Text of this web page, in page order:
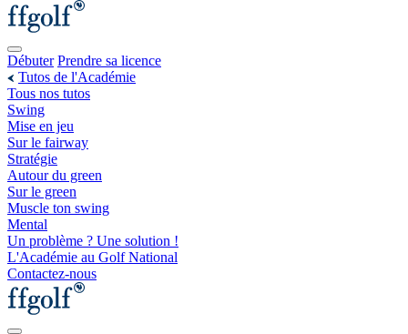
Débuter Prendre sa licence
Tutos de l'Académie
Tous nos tutos
Swing
Mise en jeu
Sur le fairway
Stratégie
Autour du green
Sur le green
Muscle ton swing
Mental
Un problème ? Une solution !
L'Académie au Golf National
Contactez-nous